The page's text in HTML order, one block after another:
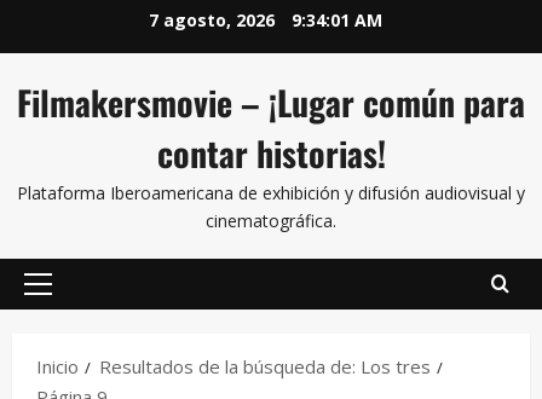
7 agosto, 2026 9:34:02 AM
Filmakersmovie – ¡Lugar común para
contar historias!
Plataforma Iberoamericana de exhibición y difusión audiovisual y
cinematográfica.
Inicio
Resultados de la búsqueda de: Los tres